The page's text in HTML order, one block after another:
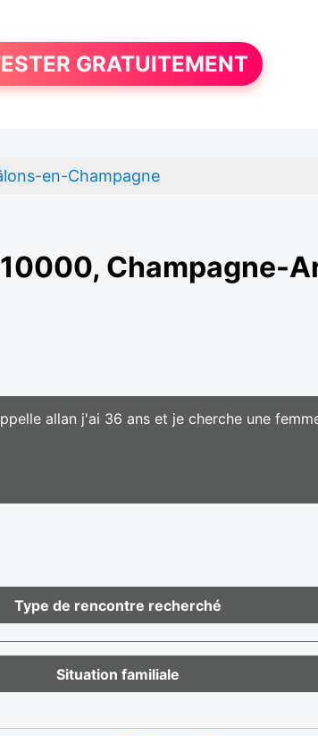
GRATUITEMENT
en-Champagne
Champagne-
allan j'ai 36 ans et je cherche une
Type de rencontre recherché
Situation familiale